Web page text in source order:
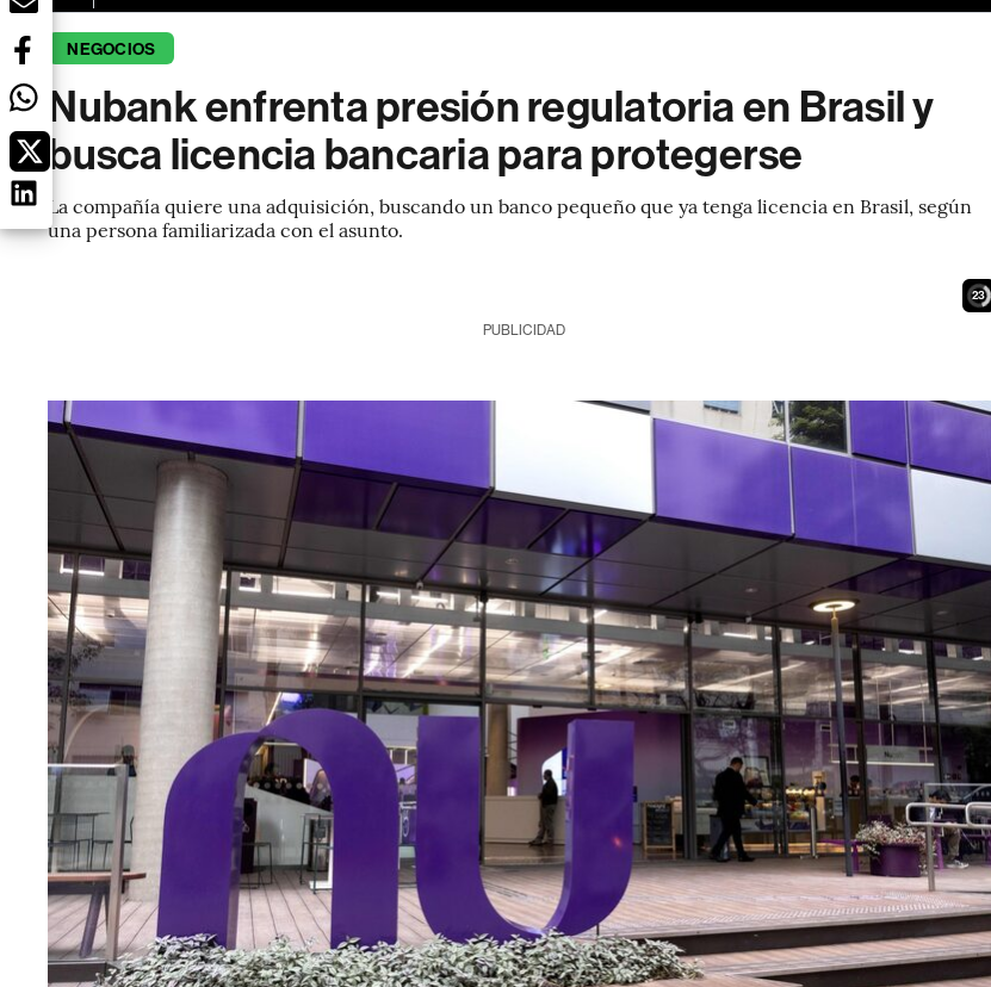
NEGOCIOS
Nubank enfrenta presión regulatoria en Brasil y
busca licencia bancaria para protegerse
La compañía quiere una adquisición, buscando un banco pequeño que ya tenga licencia en Brasil, según
una persona familiarizada con el asunto.
21
PUBLICIDAD